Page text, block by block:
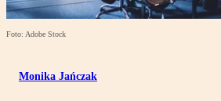
Foto: Adobe Stock
Monika Jańczak